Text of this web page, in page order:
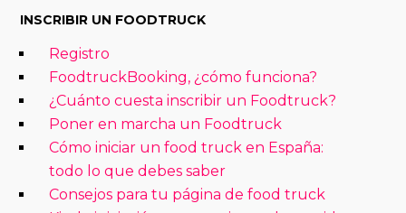
INSCRIBIR UN FOODTRUCK
Registro
FoodtruckBooking, ¿cómo funciona?
¿Cuánto cuesta inscribir un Foodtruck?
Poner en marcha un Foodtruck
Cómo iniciar un food truck en España:
todo lo que debes saber
Consejos para tu página de food truck